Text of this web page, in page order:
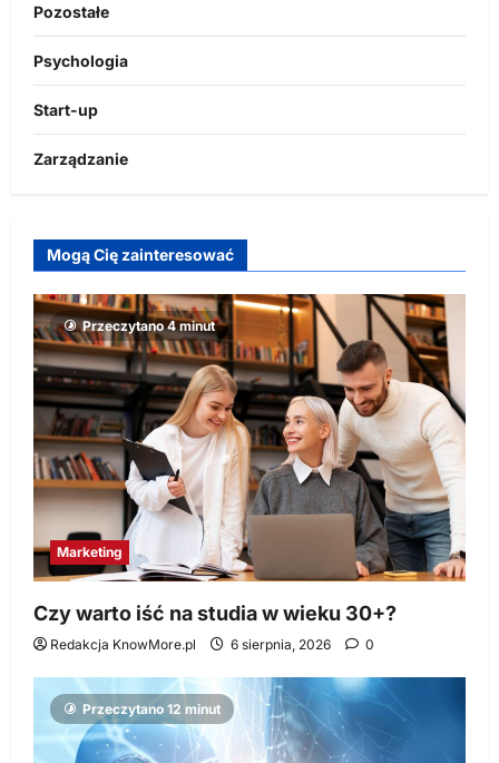
Pozostałe
Psychologia
Start-up
Zarządzanie
Mogą Cię zainteresować
Przeczytano 4 minut
Marketing
Czy warto iść na studia w wieku 30+?
Redakcja KnowMore.pl 6 sierpnia, 2026 0
Przeczytano 12 minut